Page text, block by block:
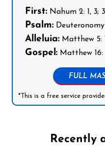
First: Nahum 2: 1, 3;
Psalm: Deuteronomy
Alleluia: Matthew 5:
Gospel: Matthew 16:
FULL
*This is a free service
Recently